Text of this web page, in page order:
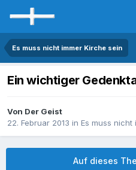
Es muss nicht immer Kirche sein
Ein wichtiger
Von Der Geist
22. Februar 2013 in Es muss nicht
Auf dieses